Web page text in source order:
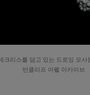
크리스를 담고 있는 드로잉 모사
반클리프 아펠 아카이브